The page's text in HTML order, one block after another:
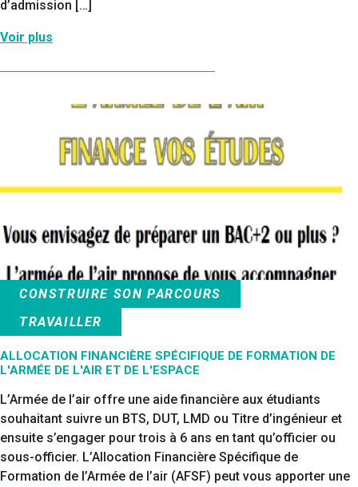
d’admission […]
Voir plus
CONSTRUIRE SON PARCOURS
TRAVAILLER
ALLOCATION FINANCIÈRE SPÉCIFIQUE DE FORMATION DE
L'ARMÉE DE L'AIR ET DE L'ESPACE
L’Armée de l’air offre une aide financière aux étudiants
souhaitant suivre un BTS, DUT, LMD ou Titre d’ingénieur et
ensuite s’engager pour trois à 6 ans en tant qu’officier ou
sous-officier. L’Allocation Financière Spécifique de
Formation de l’Armée de l’air (AFSF) peut vous apporter une